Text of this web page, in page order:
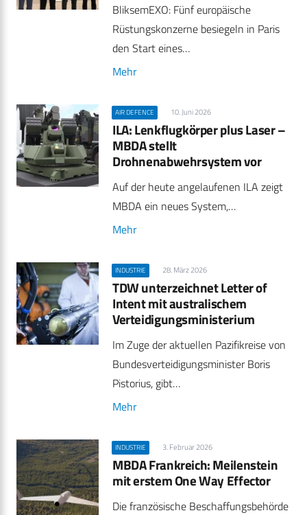
BliksemEXO: Fünf europäische
Rüstungskonzerne besiegeln in Paris
den Start eines…
Mehr
AIR DEFENCE 10. Juni 2026
ILA: Lenkflugkörper plus Laser –
MBDA stellt
Drohnenabwehrsystem vor
Auf der heute angelaufenen ILA zeigt
MBDA ein neues System,…
Mehr
INDUSTRIE 28. März 2026
TDW unterzeichnet Letter of
Intent mit australischem
Verteidigungsministerium
Im Zuge der aktuellen Pazifikreise von
Bundesverteidigungsminister Boris
Pistorius, gibt…
Mehr
INDUSTRIE 3. Februar 2026
MBDA Frankreich: Meilenstein
mit erstem One Way Effector
Die französische Beschaffungsbehörde